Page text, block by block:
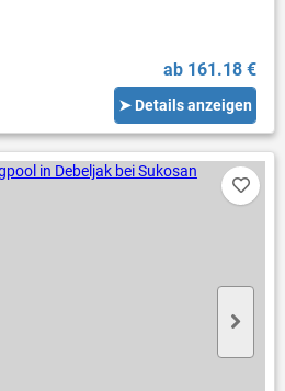
ab 161.18 €
➤ Details anzeigen